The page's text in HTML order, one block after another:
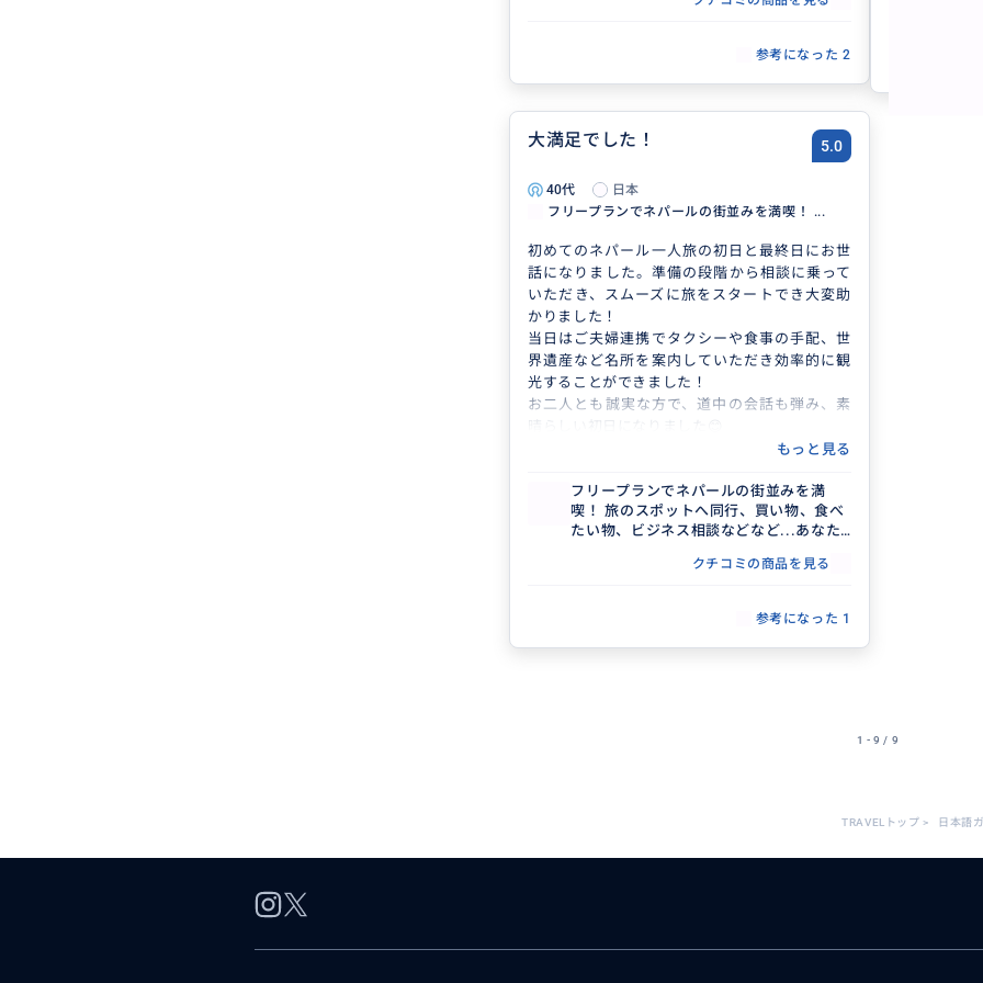
て忘れられない旅を手伝わせていただき
参考になった 2
大満足でした！ 5.0
40代
日本
フリープランでネパールの街並みを満喫！ ...
初めてのネパール一人旅の初日と最終日にお世
話になりました。準備の段階から相談に乗って
いただき、スムーズに旅をスタートでき大変助
かりました！
当日はご夫婦連携でタクシーや食事の手配、世
界遺産など名所を案内していただき効率的に観
光することができました！
お二人とも誠実な方で、道中の会話も弾み、素
もっと見る
フリープランでネパールの街並みを満
喫！ 旅のスポットへ同行、買い物、食べ
たい物、ビジネス相談などなど...あなた
て忘れられない旅を手伝わせていただき
クチコミの商品を見る
参考になった 1
1 - 9 / 9
TRAVELトップ > 日本語